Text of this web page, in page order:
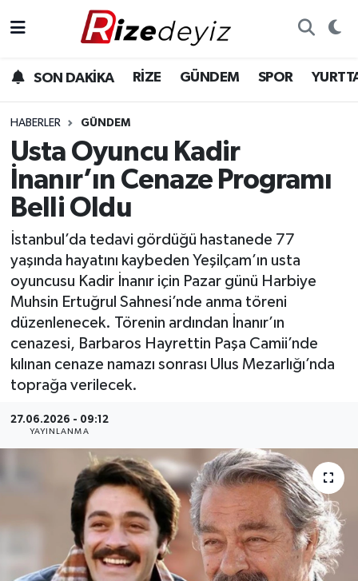
SON DAKİKA RİZE GÜNDEM SPOR
HABERLER GÜNDEM
Usta Oyuncu Kadir
İnanır’ın Cenaze Programı
Belli Oldu
İstanbul’da tedavi gördüğü hastanede 77
yaşında hayatını kaybeden Yeşilçam’ın usta
oyuncusu Kadir İnanır için Pazar günü Harbiye
Muhsin Ertuğrul Sahnesi’nde anma töreni
düzenlenecek. Törenin ardından İnanır’ın
cenazesi, Barbaros Hayrettin Paşa Camii’nde
kılınan cenaze namazı sonrası Ulus Mezarlığı’nda
toprağa verilecek.
27.06.2026 - 09:12
YAYINLANMA
Gündem
Yurttan Haberler
Ekonomi
Sağlık
Rize Hava Durumu
Rize Trafik Yoğunluk Haritası
Süper Lig Puan Durumu ve Fikstür
Son Dakika Haberleri
Haber Arşivi